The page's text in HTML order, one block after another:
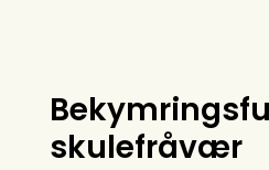
skulefråvær